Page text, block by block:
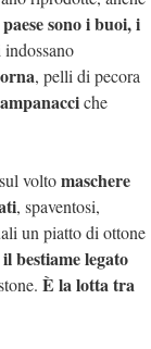
sono i buoi, i
, pelli di pecora
che
voltomaschere
, spaventosi,
un piatto di ottone
bestiame legato
È la lotta tra